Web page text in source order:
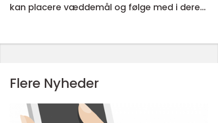
kan placere væddemål og følge med i deres
Flere Nyheder